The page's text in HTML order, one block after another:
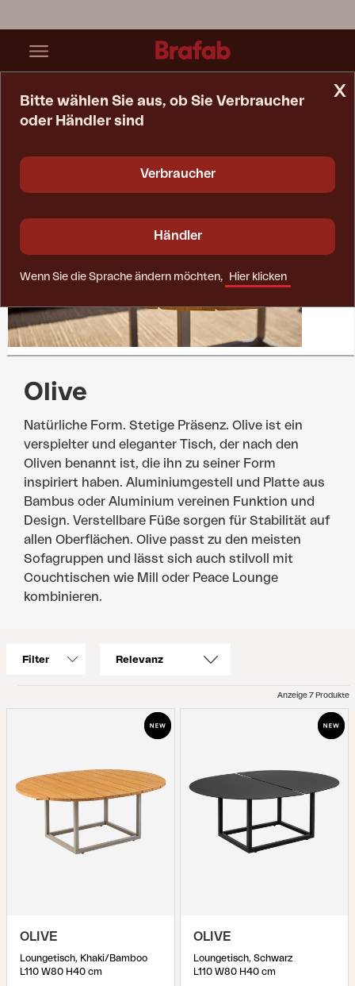
Olive
Natürliche Form. Stetige Präsenz. Olive ist ein
verspielter und eleganter Tisch, der nach den
Oliven benannt ist, die ihn zu seiner Form
inspiriert haben. Aluminiumgestell und Platte aus
Bambus oder Aluminium vereinen Funktion und
Design. Verstellbare Füße sorgen für Stabilität auf
allen Oberflächen. Olive passt zu den meisten
Sofagruppen und lässt sich auch stilvoll mit
Couchtischen wie Mill oder Peace Lounge
kombinieren.
Filter
Anzeige 7 Produkte
OLIVE
Loungetisch, Khaki/Bamboo
L110 W80 H40 cm
OLIVE
Loungetisch, Schwarz
L110 W80 H40 cm
x
Bitte wählen Sie aus, ob Sie Verbraucher
oder Händler sind
Verbraucher
Händler
Wenn Sie die Sprache ändern möchten, Hier klicken